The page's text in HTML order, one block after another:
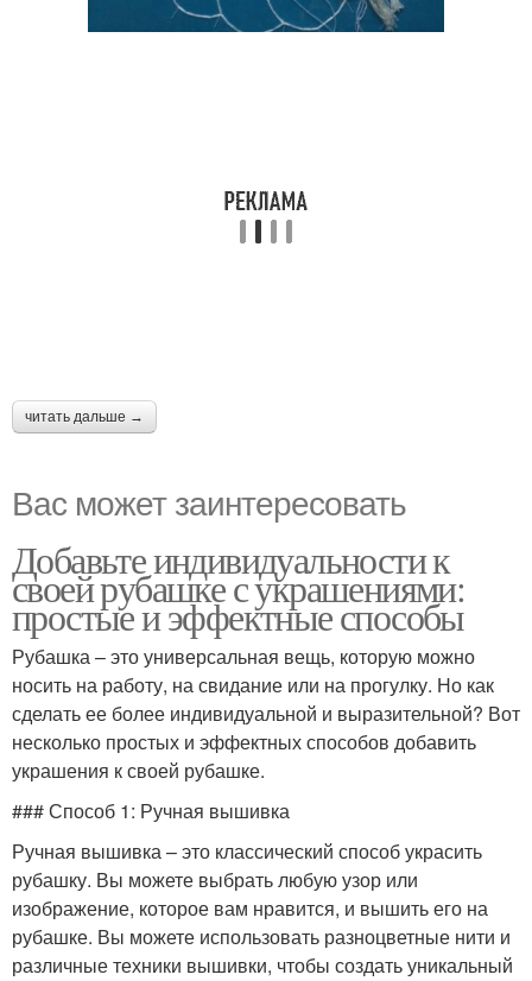
читать дальше →
Вас может заинтересовать
Добавьте индивидуальности к
своей рубашке с украшениями:
простые и эффектные способы
Рубашка – это универсальная вещь, которую можно
носить на работу, на свидание или на прогулку. Но как
сделать ее более индивидуальной и выразительной? Вот
несколько простых и эффектных способов добавить
украшения к своей рубашке.
### Способ 1: Ручная вышивка
Ручная вышивка – это классический способ украсить
рубашку. Вы можете выбрать любую узор или
изображение, которое вам нравится, и вышить его на
рубашке. Вы можете использовать разноцветные нити и
различные техники вышивки, чтобы создать уникальный